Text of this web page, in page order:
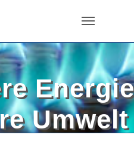
Umwelt